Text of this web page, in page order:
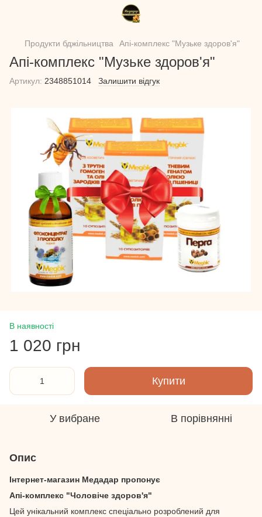
Продукти бджільництва Апі-комплекс "Музьке здоров'я"
Апі-комплекс "Музьке здоров'я"
Артикул: 2348851014 Залишити відгук
В наявності
1 020 грн
Купити
У вибране В порівнянні
Опис
Інтернет-магазин Медадар пропонує
Апі-комплекс "Чоловіче здоров'я"
Цей унікальний комплекс спеціально розроблений для